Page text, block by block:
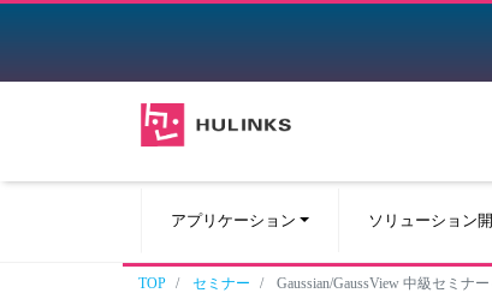
アプリケーション ソリューション
TOP セミナー Gaussian/GaussView 中級セミナ